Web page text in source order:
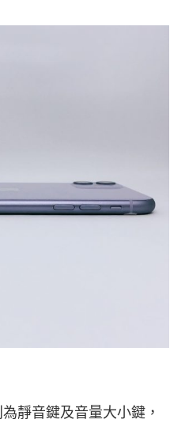
靜音鍵及音量大小鍵，